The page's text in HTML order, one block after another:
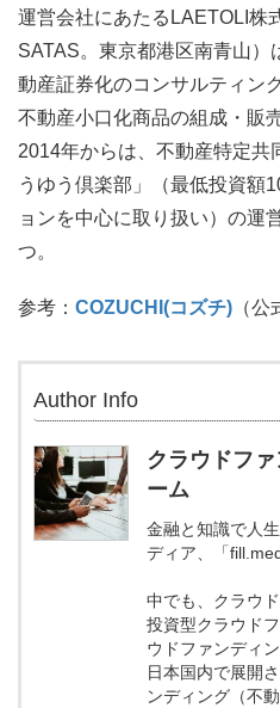
運営会社にあたるLAETOLI株
SATAS。東京都港区南青山）
動産証券化のコンサルティン
不動産小口化商品の組成・販
2014年からは、不動産特定共
うゆう倶楽部」（最低投資額
ョンを中心に取り扱い）の運
つ。
参考： COZUCHI(コズチ) （公
Author Info
クラウドフ
ーム
金融と知識で人
ディア、「
中でも、クラウ
投資型クラウド
ウドファンディ
日本国内で展開
ンディング（不